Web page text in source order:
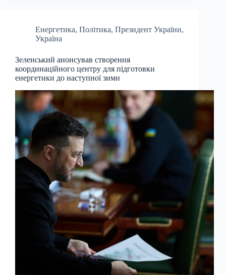
Енергетика, Політика, Президент України,
Україна
Зеленський анонсував створення
координаційного центру для підготовки
енергетики до наступної зими